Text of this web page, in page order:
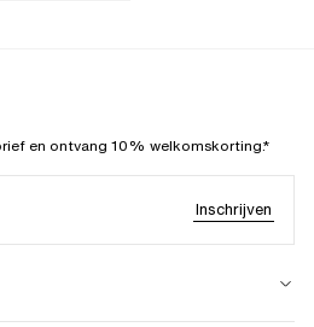
en ontvang 10% welkomskorting.*
Inschrijven